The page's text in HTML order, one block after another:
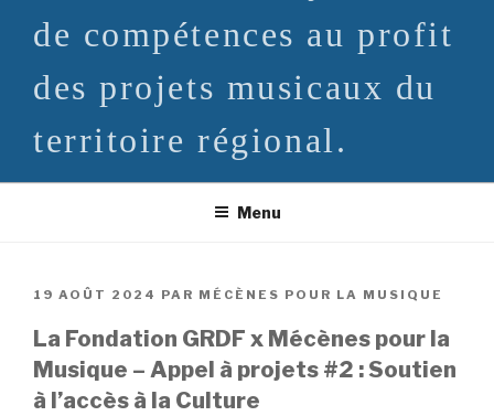
de compétences au profit
des projets musicaux du
territoire régional.
Menu
PUBLIÉ
19 AOÛT 2024 PAR MÉCÈNES POUR LA MUSIQUE
La Fondation GRDF x Mécènes pour la
Musique – Appel à projets #2 : Soutien
à l’accès à la Culture